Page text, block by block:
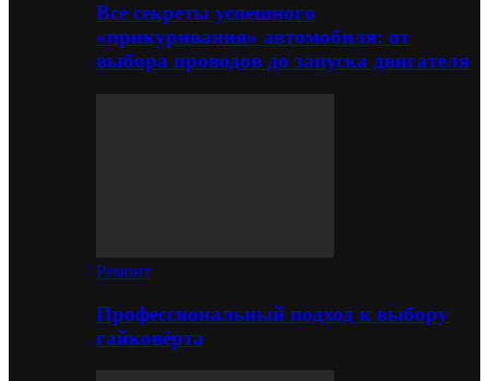
Все секреты успешного
«прикуривания» автомобиля: от
выбора проводов до запуска двигателя
Ремонт
Профессиональный подход к выбору
гайковёрта